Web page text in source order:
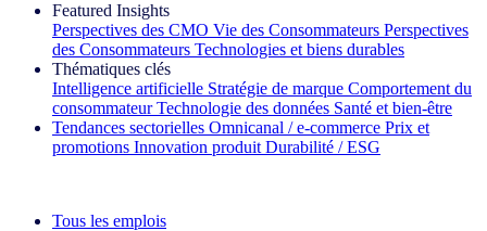
Featured Insights
Perspectives des CMO Vie des Consommateurs Perspectives
des Consommateurs Technologies et biens durables
Thématiques clés
Intelligence artificielle Stratégie de marque Comportement du
consommateur Technologie des données Santé et bien‑être
Tendances sectorielles Omnicanal / e‑commerce Prix et
promotions Innovation produit Durabilité / ESG
Tous les emplois